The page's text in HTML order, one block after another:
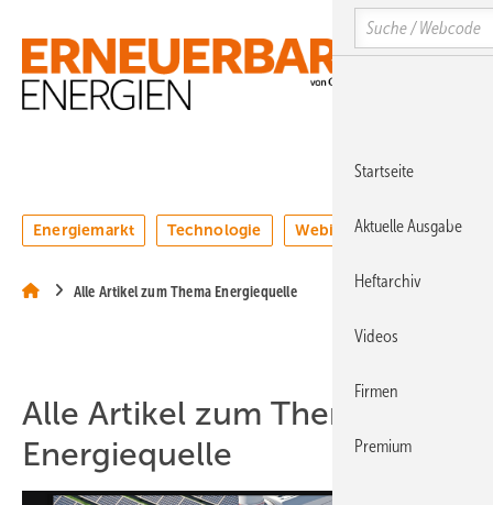
Hauptinhalt
Hauptmenü
SiteSearch
Energiemarkt Technologie Webinare Podcasts
Alle Artikel zum Thema Energiequelle
Alle Artikel zum Thema
Energiequelle
Search
Startseite
Aktuelle Ausgabe
Heftarchiv
Videos
Firmen
Premium